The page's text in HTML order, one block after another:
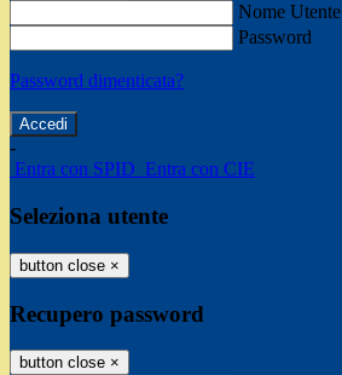
Nome Utente
Password
Password dimenticata?
-
Entra con SPID Entra con CIE
Seleziona utente
button close ×
Recupero password
button close ×